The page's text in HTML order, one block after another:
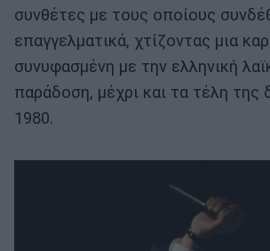
συνθέτες με τους οποίους
επαγγελματικά, χτίζοντας μια
συνυφασμένη με την ελληνική
παράδοση, μέχρι και τα τέλη της
1980.